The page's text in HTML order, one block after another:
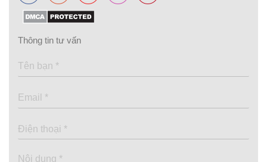
Thông tin tư vấn